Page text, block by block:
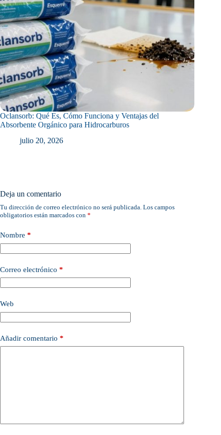
Oclansorb: Qué Es, Cómo Funciona y Ventajas del
Absorbente Orgánico para Hidrocarburos
julio 20, 2026
Deja un comentario
Tu dirección de correo electrónico no será publicada. Los campos
obligatorios están marcados con *
Nombre *
Correo electrónico *
Web
Añadir comentario *